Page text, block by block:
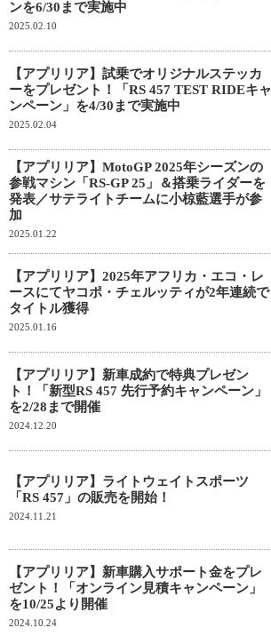
ンを6/30まで実施中
2025.02.10
【アプリリア】試乗でオリジナルステッカ
ーをプレゼント！「RS 457 TEST RIDEキャ
ンペーン」を4/30まで実施中
2025.02.04
【アプリリア】MotoGP 2025年シーズンの
参戦マシン「RS-GP 25」＆搭乗ライダーを
発表／サテライトチームに小椋藍選手が参
加
2025.01.22
【アプリリア】2025年アフリカ・エコ・レ
ースにてヤコポ・チェルッティが2年連続で
タイトル獲得
2025.01.16
【アプリリア】新車成約で特典プレゼン
ト！「新型RS 457 先行予約キャンペーン」
を2/28まで開催
2024.12.20
【アプリリア】ライトウェイトスポーツ
「RS 457」の販売を開始！
2024.11.21
【アプリリア】新車購入サポート金をプレ
ゼント！「オンライン見積キャンペーン」
を10/25より開催
2024.10.24